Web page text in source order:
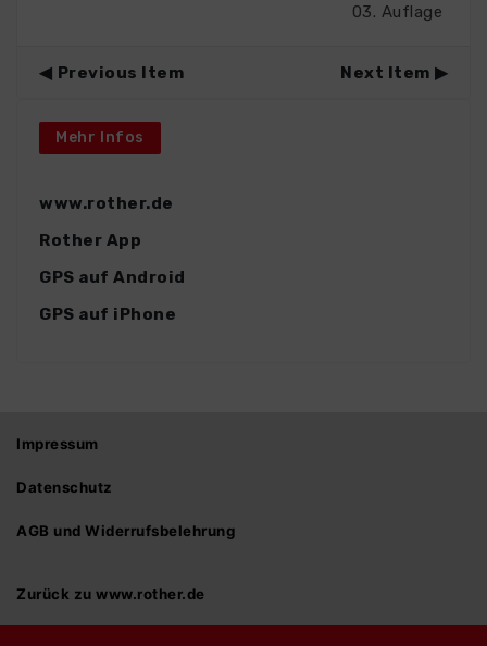
03. Auflage
Previous Item Next Item
Mehr Infos
www.rother.de
Rother App
GPS auf Android
GPS auf iPhone
Impressum
Datenschutz
AGB und Widerrufsbelehrung
Zurück zu www.rother.de